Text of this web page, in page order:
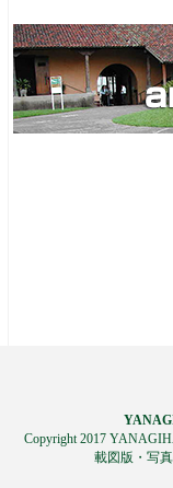
Copyright 2017
載図版・写